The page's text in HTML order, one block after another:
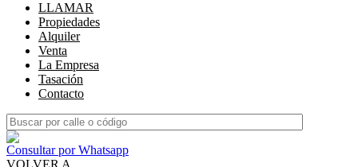
LLAMAR
Propiedades
Alquiler
Venta
La Empresa
Tasación
Contacto
Consultar por Whatsapp
VOLVER A